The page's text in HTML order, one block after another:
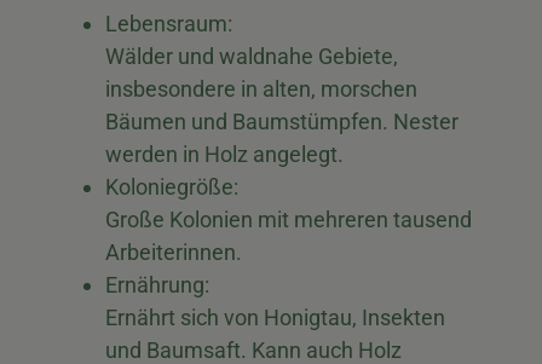
Lebensraum:
Wälder und waldnahe Gebiete,
insbesondere in alten, morschen
Bäumen und Baumstümpfen. Nester
werden in Holz angelegt.
Koloniegröße:
Große Kolonien mit mehreren tausend
Arbeiterinnen.
Ernährung:
Ernährt sich von Honigtau, Insekten
und Baumsaft. Kann auch Holz